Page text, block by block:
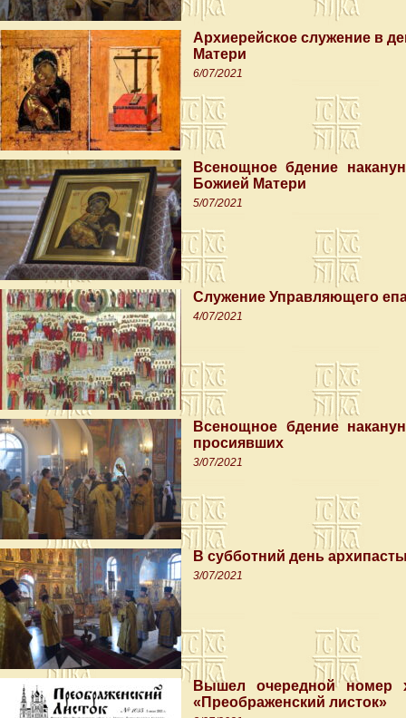
Архиерейское служение в
Матери
6/07/2021
Всенощное бдение
Божией Матери
5/07/2021
Служение Управляющего
4/07/2021
Всенощное бдение
просиявших
3/07/2021
В субботний день
3/07/2021
Вышел очередной номер
«Преображенский листок»